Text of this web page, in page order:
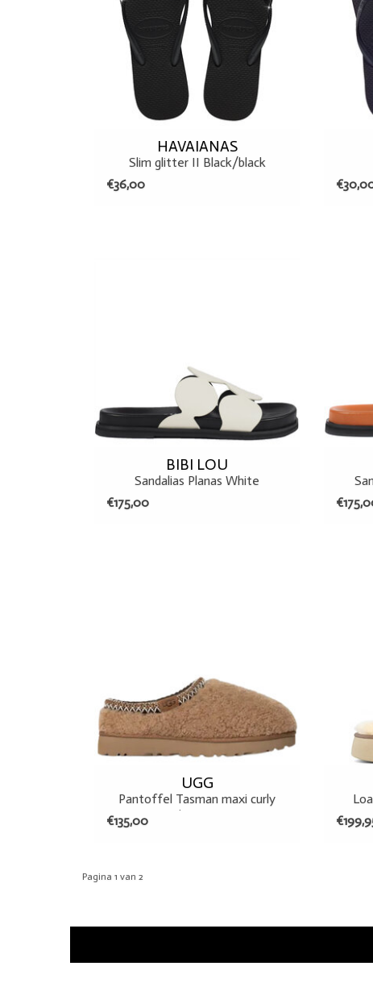
HAVAIANAS
Slim glitter II Black/black
€36,00
BIBI LOU
Sandalias Planas White
€175,00
UGG
Pantoffel Tasman maxi curly
Chestnut
€135,00
Pagina 1 van 2